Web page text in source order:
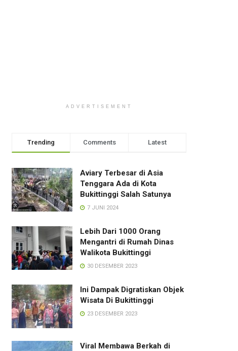
ADVERTISEMENT
Trending Comments Latest
Aviary Terbesar di Asia
Tenggara Ada di Kota
Bukittinggi Salah Satunya
7 JUNI 2024
Lebih Dari 1000 Orang
Mengantri di Rumah Dinas
Walikota Bukittinggi
30 DESEMBER 2023
Ini Dampak Digratiskan Objek
Wisata Di Bukittinggi
23 DESEMBER 2023
Viral Membawa Berkah di